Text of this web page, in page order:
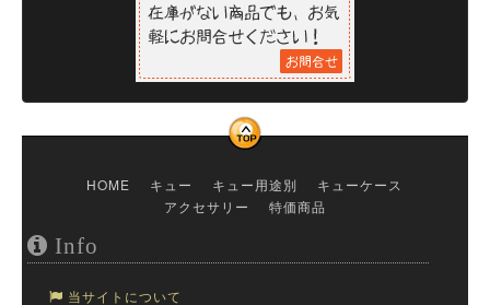
HOME キュー キュー用途別
キューケース
アクセサリー
特価商品
Info
当サイトについて